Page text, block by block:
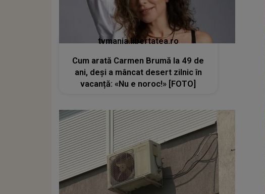
tvmania.libertatea.ro
Cum arată Carmen Brumă la 49 de
ani, deși a mâncat desert zilnic în
vacanță: «Nu e noroc!» [FOTO]